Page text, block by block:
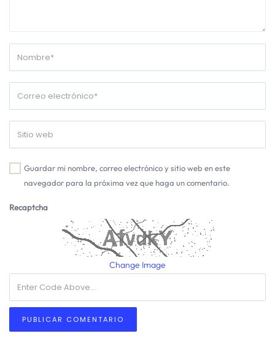
Guardar mi nombre, correo electrónico y sitio web en este
navegador para la próxima vez que haga un comentario.
Recaptcha
Change Image